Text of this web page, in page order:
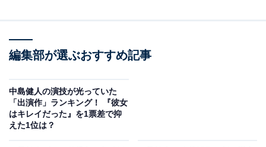
リより愛を込めて』です。二宮和也さんが主演を務め、
興行収入26億円を記録した大ヒット作品。厳冬のシベリ
アを舞台とした実話で、極限のラーゲリ（強制収容所）
編集部が選ぶおすすめ記事
中島健人の演技が光っていた
「出演作」ランキング！ 『彼女
はキレイだった』を1票差で抑
えた1位は？